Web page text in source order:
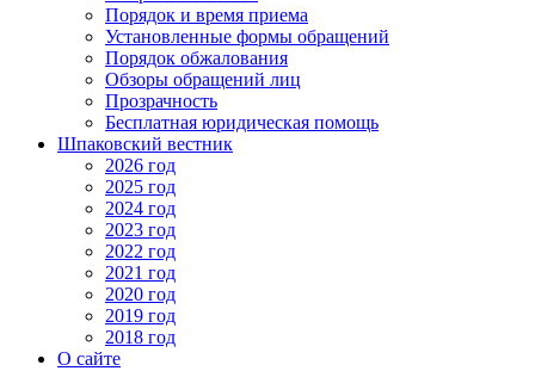
Порядок и время приема
Установленные формы обращений
Порядок обжалования
Обзоры обращений лиц
Прозрачность
Бесплатная юридическая помощь
Шпаковский вестник
2026 год
2025 год
2024 год
2023 год
2022 год
2021 год
2020 год
2019 год
2018 год
О сайте